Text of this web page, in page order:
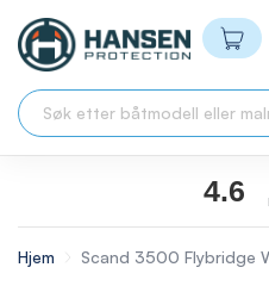
4.6
Hjem Scand 3500 Flybridge